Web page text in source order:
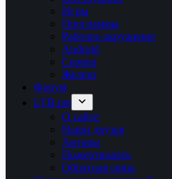
Игры
Программы
Рабочее окружение
Android
Сервер
Железо
Форум
LTB.net
О сайте
Наши друзья
Авторы
Пожертвовать
Обратная связь